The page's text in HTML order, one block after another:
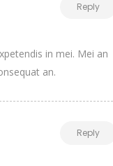
Reply
in mei. Mei an
an.
Reply